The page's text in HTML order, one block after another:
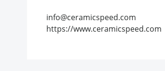
info@ceramicspeed.com
https://www.ceramicspeed.com